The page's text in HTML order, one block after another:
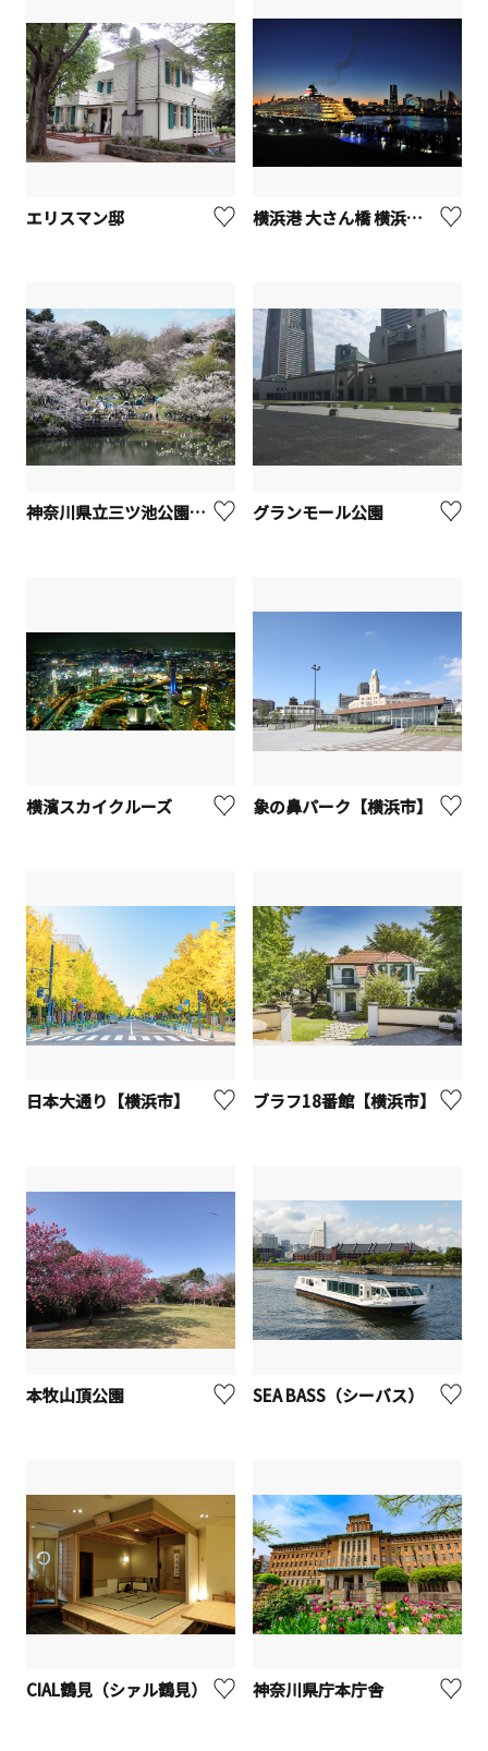
エリスマン邸 横浜港 大さん橋 横浜国際客船ターミナル
神奈川県立三ツ池公園【横浜市】 グランモール公園
横濱スカイクルーズ 象の鼻パーク【横浜市】
日本大通り【横浜市】 ブラフ18番館【横浜市】
本牧山頂公園 SEA BASS（シーバス）
CIAL鶴見（シァル鶴見） 神奈川県庁本庁舎